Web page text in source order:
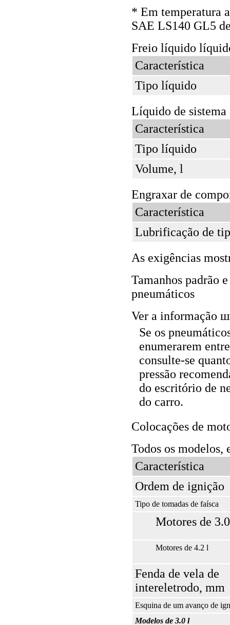
* Em temperatura
SAE LS140 GL5
Freio líquido
Característica
Tipo líquido
Líquido de
Característica
Tipo líquido
Volume, l
Engraxar de
Característica
Lubrificação de
As exigências
Tamanhos padrão
pneumáticos
Ver a informação
Se os
enumerarem
consulte-se
pressão
do escritório de
do carro.
Colocações de
Todos os modelos,
Característica
Ordem de ignição
Tipo de tomadas de faísca
Motores de
Motores de 4.2 l
Fenda de vela de
intereletrodo, mm
Esquina de um avanço de
Modelos de 3.0 l